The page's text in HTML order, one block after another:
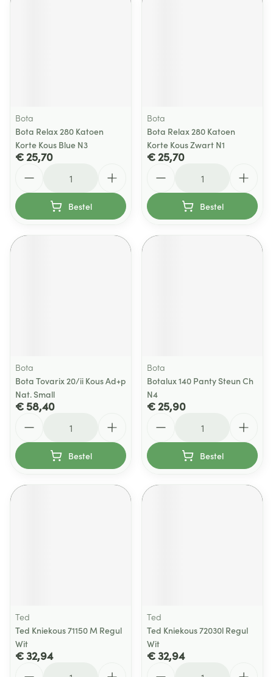
Bota
Bota Relax 280 Katoen
Korte Kous Blue N3
€ 25,70
Bestel
Bota
Bota Relax 280 Katoen
Korte Kous Zwart N1
€ 25,70
Bestel
Bota
Bota Tovarix 20/ii Kous Ad+p
Nat. Small
€ 58,40
Bestel
Bota
Botalux 140 Panty Steun Ch
N4
€ 25,90
Bestel
Ted
Ted Kniekous 71150 M Regul
Wit
€ 32,94
Ted
Ted Kniekous 72030l Regul
Wit
€ 32,94